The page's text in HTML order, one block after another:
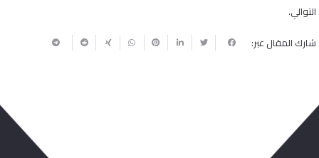
التوالي.
شارك المقال عبر: